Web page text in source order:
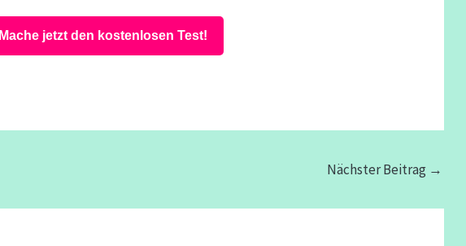
Mache jetzt den kostenlosen Test!
Nächster Beitrag →